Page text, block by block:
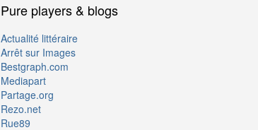
Pure players & blogs
Actualité littéraire
Arrêt sur Images
Bestgraph.com
Mediapart
Partage.org
Rezo.net
Rue89